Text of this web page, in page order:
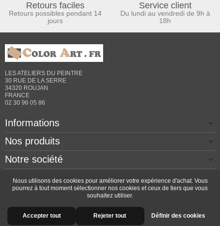
Retours faciles
Retours possibles pendant 14
jours
Service client
Du lundi au vendredi de 9h à
18h
LES ATELIERS DU PEINTRE
30 RUE DE LA SERRE
34320 ROUJAN
FRANCE
02 30 96 05 86
Informations
Nos produits
Notre société
Contactez-nous
Copyright © 2026 - Design by Prestacrea
- Ecommerce
software byPrestaShop™
Nous utilisons des cookies pour améliorer votre expérience d'achat. Vous
pourrez à tout moment sélectionner nos cookies et ceux de tiers que vous
souhaitez utiliser.
Accepter tout Rejeter tout Définir des cookies